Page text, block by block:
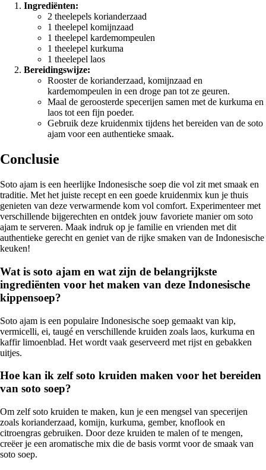
Ingrediënten:
2 theelepels korianderzaad
1 theelepel komijnzaad
1 theelepel kardemompeulen
1 theelepel kurkuma
1 theelepel laos
Bereidingswijze:
Rooster de korianderzaad, komijnzaad en
kardemompeulen in een droge pan tot ze geuren.
Maal de geroosterde specerijen samen met de kurkuma en
laos tot een fijn poeder.
Gebruik deze kruidenmix tijdens het bereiden van de soto
ajam voor een authentieke smaak.
Conclusie
Soto ajam is een heerlijke Indonesische soep die vol zit met smaak en
traditie. Met het juiste recept en een goede kruidenmix kun je thuis
genieten van deze verwarmende kom vol comfort. Experimenteer met
verschillende bijgerechten en ontdek jouw favoriete manier om soto
ajam te serveren. Maak indruk op je familie en vrienden met dit
authentieke gerecht en geniet van de rijke smaken van de Indonesische
keuken!
Wat is soto ajam en wat zijn de belangrijkste
ingrediënten voor het maken van deze Indonesische
kippensoep?
Soto ajam is een populaire Indonesische soep gemaakt van kip,
vermicelli, ei, taugé en verschillende kruiden zoals laos, kurkuma en
kaffir limoenblad. Het wordt vaak geserveerd met rijst en gebakken
uitjes.
Hoe kan ik zelf soto kruiden maken voor het bereiden
van soto soep?
Om zelf soto kruiden te maken, kun je een mengsel van specerijen
zoals korianderzaad, komijn, kurkuma, gember, knoflook en
citroengras gebruiken. Door deze kruiden te malen of te mengen,
creëer je een aromatische mix die de basis vormt voor de smaak van
soto soep.